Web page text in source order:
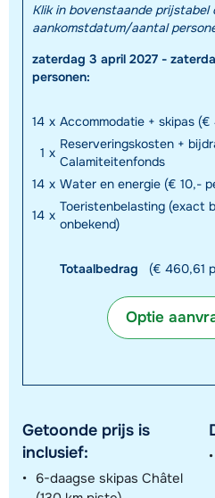
Klik in bovenstaande prijstabel
aankomstdatum/aantal
zaterdag 3 april 2027 -
personen:
14 x Accommodatie + skipas
1 x
Reserveringskosten +
Calamiteitenfonds
14 x Water en energie (€ 10,-
14 x
Toeristenbelasting (exact
onbekend)
Totaalbedrag (€ 460,61
Optie
Getoonde prijs is
inclusief:
6-daagse skipas Châtel